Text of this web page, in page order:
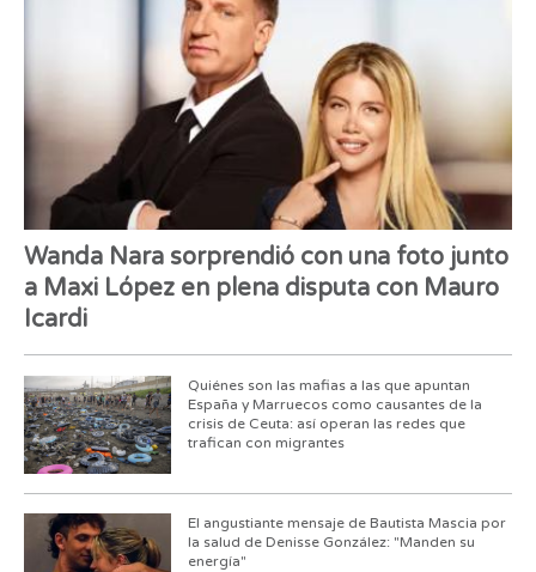
Wanda Nara sorprendió con una foto junto
a Maxi López en plena disputa con Mauro
Icardi
Quiénes son las mafias a las que apuntan
España y Marruecos como causantes de la
crisis de Ceuta: así operan las redes que
trafican con migrantes
El angustiante mensaje de Bautista Mascia por
la salud de Denisse González: "Manden su
energía"